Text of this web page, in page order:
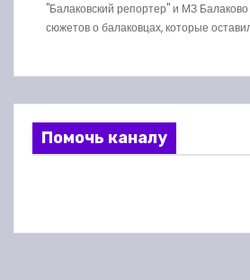
"Балаковский репортер" и МЗ
сюжетов о балаковцах, которые
Помочь каналу